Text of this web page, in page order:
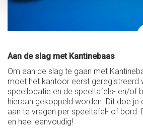
Aan de slag met Kantinebaas
Om aan de slag te gaan met
moet het kantoor eerst geregistreerd
speellocatie en de speeltafels- en/of
hieraan gekoppeld worden. Dit doe je
aan te vragen per speeltafel- of bord.
en heel eenvoudig!